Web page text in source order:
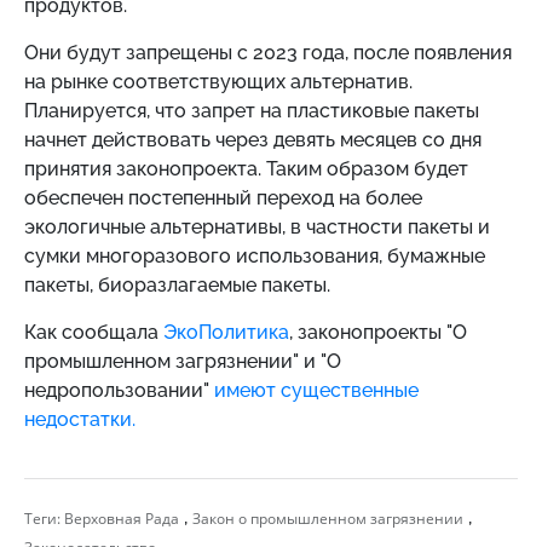
продуктов.
Они будут запрещены с 2023 года, после появления
на рынке соответствующих альтернатив.
Планируется, что запрет на пластиковые пакеты
начнет действовать через девять месяцев со дня
принятия законопроекта. Таким образом будет
обеспечен постепенный переход на более
экологичные альтернативы, в частности пакеты и
сумки многоразового использования, бумажные
пакеты, биоразлагаемые пакеты.
Как сообщала ЭкоПолитика, законопроекты "О
промышленном загрязнении" и "О
недропользовании" имеют существенные
недостатки.
Теги: Верховная Рада , Закон о промышленном загрязнении ,